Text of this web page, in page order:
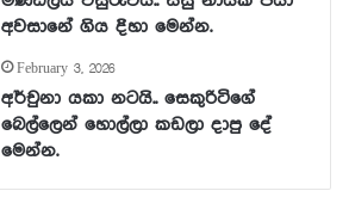
අවසානේ ගිය දිහා මෙන්න.
February 3, 2026
අර්චුනා යකා නටයි.. සෙකුරිටිගේ
බෙල්ලෙන් හොල්ලා කඩලා දාපු දේ
මෙන්න.